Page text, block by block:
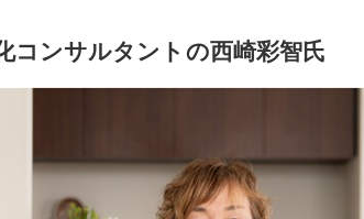
コンサルタントの西崎彩智氏